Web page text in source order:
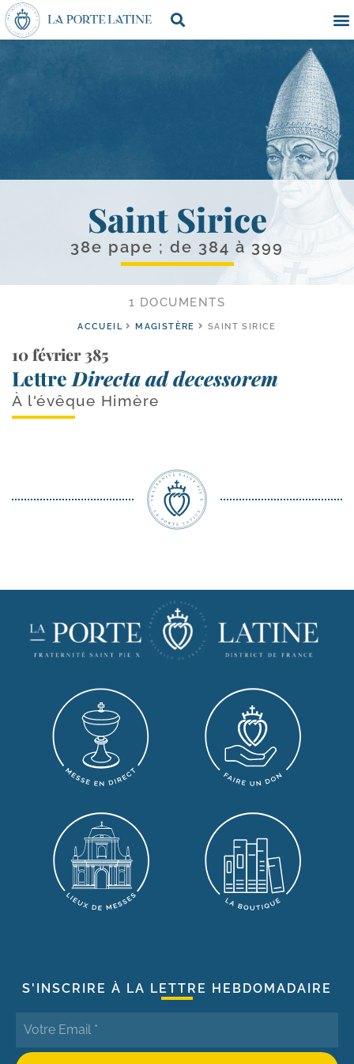
Saint Sirice
38e pape ; de 384 à 399
1 DOCUMENTS
ACCUEIL MAGISTÈRE SAINT SIRICE
10 février 385
Lettre Directa ad decessorem
À l'évêque Himère
S'INSCRIRE À LA LETTRE HEBDOMADAIRE